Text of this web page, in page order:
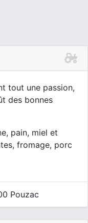
tout une passion,
des bonnes
pain, miel et
fromage, porc
Pouzac